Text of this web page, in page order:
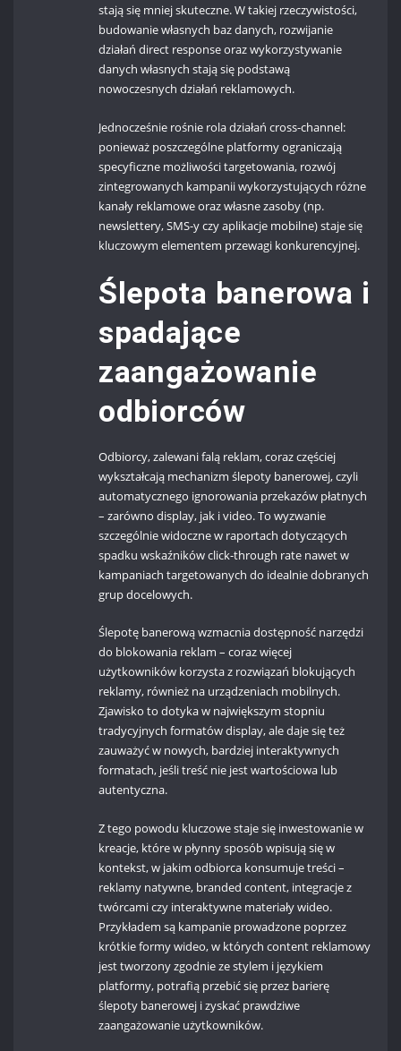
stają się mniej skuteczne. W takiej rzeczywistości,
budowanie własnych baz danych, rozwijanie
działań direct response oraz wykorzystywanie
danych własnych stają się podstawą
nowoczesnych działań reklamowych.
Jednocześnie rośnie rola działań cross-channel:
ponieważ poszczególne platformy ograniczają
specyficzne możliwości targetowania, rozwój
zintegrowanych kampanii wykorzystujących różne
kanały reklamowe oraz własne zasoby (np.
newslettery, SMS-y czy aplikacje mobilne) staje się
kluczowym elementem przewagi konkurencyjnej.
Ślepota banerowa i
spadające
zaangażowanie
odbiorców
Odbiorcy, zalewani falą reklam, coraz częściej
wykształcają mechanizm ślepoty banerowej, czyli
automatycznego ignorowania przekazów płatnych
– zarówno display, jak i video. To wyzwanie
szczególnie widoczne w raportach dotyczących
spadku wskaźników click-through rate nawet w
kampaniach targetowanych do idealnie dobranych
grup docelowych.
Ślepotę banerową wzmacnia dostępność narzędzi
do blokowania reklam – coraz więcej
użytkowników korzysta z rozwiązań blokujących
reklamy, również na urządzeniach mobilnych.
Zjawisko to dotyka w największym stopniu
tradycyjnych formatów display, ale daje się też
zauważyć w nowych, bardziej interaktywnych
formatach, jeśli treść nie jest wartościowa lub
autentyczna.
Z tego powodu kluczowe staje się inwestowanie w
kreacje, które w płynny sposób wpisują się w
kontekst, w jakim odbiorca konsumuje treści –
reklamy natywne, branded content, integracje z
twórcami czy interaktywne materiały wideo.
Przykładem są kampanie prowadzone poprzez
krótkie formy wideo, w których content reklamowy
jest tworzony zgodnie ze stylem i językiem
platformy, potrafią przebić się przez barierę
ślepoty banerowej i zyskać prawdziwe
zaangażowanie użytkowników.